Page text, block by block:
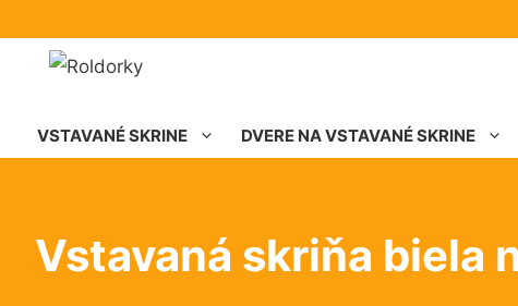
VSTAVANÉ SKRINE DVERE NA VSTAVANÉ SKRINE
Vstavaná skriňa biela